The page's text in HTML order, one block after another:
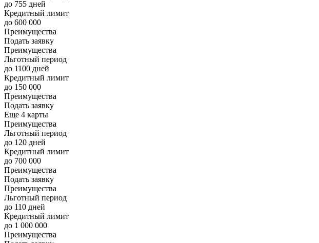
до 755 дней
Кредитный лимит
до 600 000
Преимущества
Подать заявку
Преимущества
Льготный период
до 1100 дней
Кредитный лимит
до 150 000
Преимущества
Подать заявку
Еще 4 карты
Преимущества
Льготный период
до 120 дней
Кредитный лимит
до 700 000
Преимущества
Подать заявку
Преимущества
Льготный период
до 110 дней
Кредитный лимит
до 1 000 000
Преимущества